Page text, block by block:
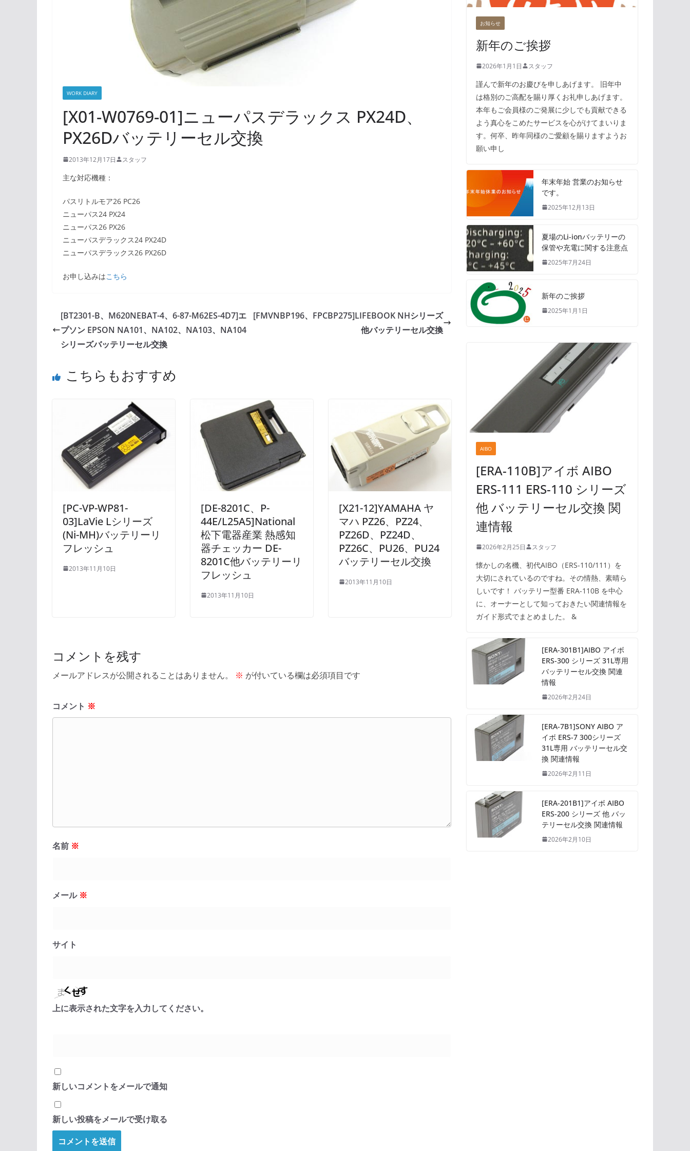
WORK DIARY
[X01-W0769-01]ニューパスデラックス PX24D、
PX26Dバッテリーセル交換
2013年12月17日 スタッフ
主な対応機種：
パスリトルモア26 PC26
ニューパス24 PX24
ニューパス26 PX26
ニューパスデラックス24 PX24D
ニューパスデラックス26 PX26D
お申し込みはこちら
[BT2301-B、M620NEBAT-4、6-87-M62ES-4D7]エ
プソン EPSON NA101、NA102、NA103、NA104
シリーズバッテリーセル交換
[FMVNBP196、FPCBP275]LIFEBOOK NHシリーズ
他バッテリーセル交換
こちらもおすすめ
[PC-VP-WP81-
03]LaVie Lシリーズ
(Ni-MH)バッテリーリ
フレッシュ
2013年11月10日
[DE-8201C、P-
44E/L25A5]National
松下電器産業 熱感知
器チェッカー DE-
8201C他バッテリーリ
フレッシュ
2013年11月10日
[X21-12]YAMAHA ヤ
マハ PZ26、PZ24、
PZ26D、PZ24D、
PZ26C、PU26、PU24
バッテリーセル交換
2013年11月10日
コメントを残す
メールアドレスが公開されることはありません。 ※ が付いている欄は必須項目です
コメント ※
名前 ※
メール ※
サイト
上に表示された文字を入力してください。
新しいコメントをメールで通知
新しい投稿をメールで受け取る
お知らせ
新年のご挨拶
2026年1月1日 スタッフ
謹んで新年のお慶びを申しあげます。 旧年中
は格別のご高配を賜り厚くお礼申しあげます。
本年もご会員様のご発展に少しでも貢献できる
よう真心をこめたサービスを心がけてまいりま
す。何卒、昨年同様のご愛顧を賜りますようお
願い申し
年末年始 営業のお知らせ
です。
2025年12月13日
夏場のLi-ionバッテリーの
保管や充電に関する注意点
2025年7月24日
新年のご挨拶
2025年1月1日
AIBO
[ERA-110B]アイボ AIBO
ERS-111 ERS-110 シリーズ
他 バッテリーセル交換 関
連情報
2026年2月25日 スタッフ
懐かしの名機、初代AIBO（ERS-110/111）を
大切にされているのですね。その情熱、素晴ら
しいです！ バッテリー型番 ERA-110B を中心
に、オーナーとして知っておきたい関連情報を
ガイド形式でまとめました。 &
[ERA-301B1]AIBO アイボ
ERS-300 シリーズ 31L専用
バッテリーセル交換 関連
情報
2026年2月24日
[ERA-7B1]SONY AIBO ア
イボ ERS-7 300シリーズ
31L専用 バッテリーセル交
換 関連情報
2026年2月11日
[ERA-201B1]アイボ AIBO
ERS-200 シリーズ 他 バッ
テリーセル交換 関連情報
2026年2月10日